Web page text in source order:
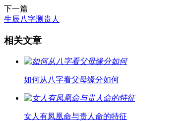
下一篇
生辰八字测贵人
相关文章
如何从八字看父母缘分如何
女人有凤凰命与贵人命的特征